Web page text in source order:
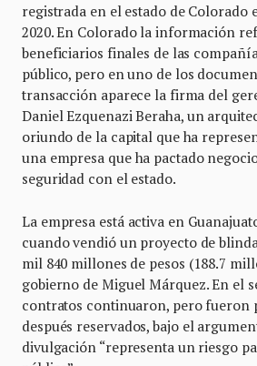
registrada en el estado de Colorado
2020. En Colorado la información
beneficiarios finales de las
público, pero en uno de los
transacción aparece la firma del
Daniel Ezquenazi Beraha, un
oriundo de la capital que ha
una empresa que ha pactado
seguridad con el estado.
La empresa está activa en
cuando vendió un proyecto de
mil 840 millones de pesos (188.7
gobierno de Miguel Márquez. En el
contratos continuaron, pero fueron
después reservados, bajo el
divulgación “representa un riesgo